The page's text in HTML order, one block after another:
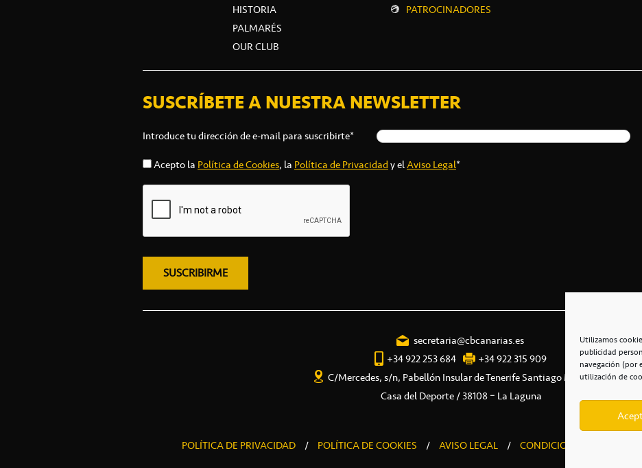
Utilizamos
publicidad
navegación (por
utilización de
HISTORIA
PALMARÉS
OUR CLUB
PATROCINADORES
SUSCRÍBETE A NUESTRA NEWSLETTER
Introduce tu dirección de e-mail para suscribirte*
Acepto la Política de Cookies, la Política de Privacidady elAviso Legal*
secretaria@cbcanarias.es
+34 922 253 684
+34 922 315 909
C/Mercedes, s/n, Pabellón Insular de Tenerife Santiago Martín
Casa del Deporte / 38108 – La Laguna
POLÍTICA DE PRIVACIDAD / POLÍTICA DE COOKIES / AVISO LEGAL / CONDICIONES